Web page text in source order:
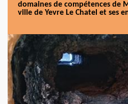
domaines de compétences de
ville de Yevre Le Chatel et ses